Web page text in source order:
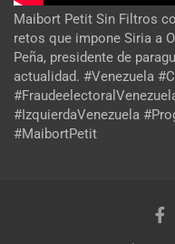
Maibort Petit Sin Filtros
retos que impone Siria a
Peña, presidente de
actualidad. #Venezuela
#IzquierdaVenezuela
#MaibortPetit